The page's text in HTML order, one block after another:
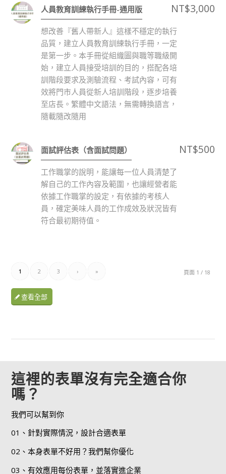
人員教育訓練執行手冊-通用版 NT$3,000
想改善『舊人帶新人』這樣不穩定的執行
品質，建立人員教育訓練執行手冊，一定
是第一步。本手冊從組織圖與職等職級開
始，建立人員接受培訓的目的，搭配各培
訓階段要求及測驗流程、考試內容，可有
效將門市人員從新人培訓階段，逐步培養
至店長。繁體中文語法，無需轉換語言，
隨載隨改隨用
面試評估表（含面試問題） NT$500
工作職掌的說明，能讓每一位人員清楚了
解自己的工作內容及範圍，也讓經營者能
依據工作職掌的設定，有依據的考核人
員，確定美味人員的工作成效及狀況皆有
符合最初期待值。
頁面 1 / 18
1 2 3 › »
查看全部
這裡的表單沒有完全適合你
嗎？
我們可以幫到你
01、針對實際情況，設計合適表單
02、本身表單不好用？我們幫你優化
03、有效應用每份表單，並落實進企業